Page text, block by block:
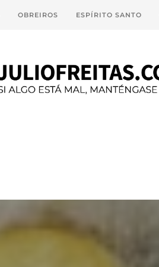
OBREIROS ESPÍRITO SANTO